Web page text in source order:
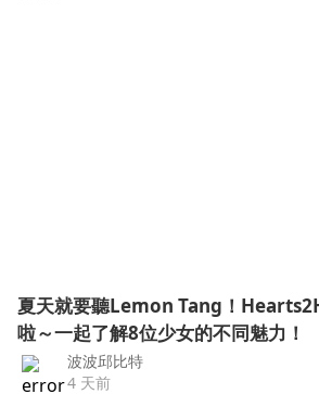
夏天就要聽Lemon Tang！
啦～一起了解8位少女的不同魅力！
波波邱比特
4 天前